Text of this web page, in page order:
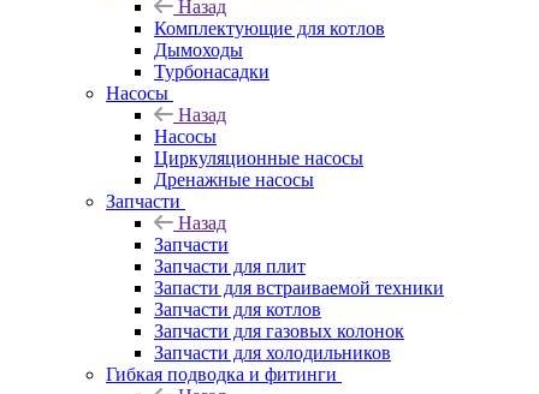
Назад
Комплектующие для котлов
Дымоходы
Турбонасадки
Насосы
Назад
Насосы
Циркуляционные насосы
Дренажные насосы
Запчасти
Назад
Запчасти
Запчасти для плит
Запасти для встраиваемой техники
Запчасти для котлов
Запчасти для газовых колонок
Запчасти для холодильников
Гибкая подводка и фитинги